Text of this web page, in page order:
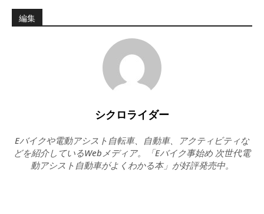
編集
シクロライダー
Eバイクや電動アシスト自転車、自動車、アクティビティな
どを紹介しているWebメディア。「Eバイク事始め 次世代電
動アシスト自動車がよくわかる本」が好評発売中。